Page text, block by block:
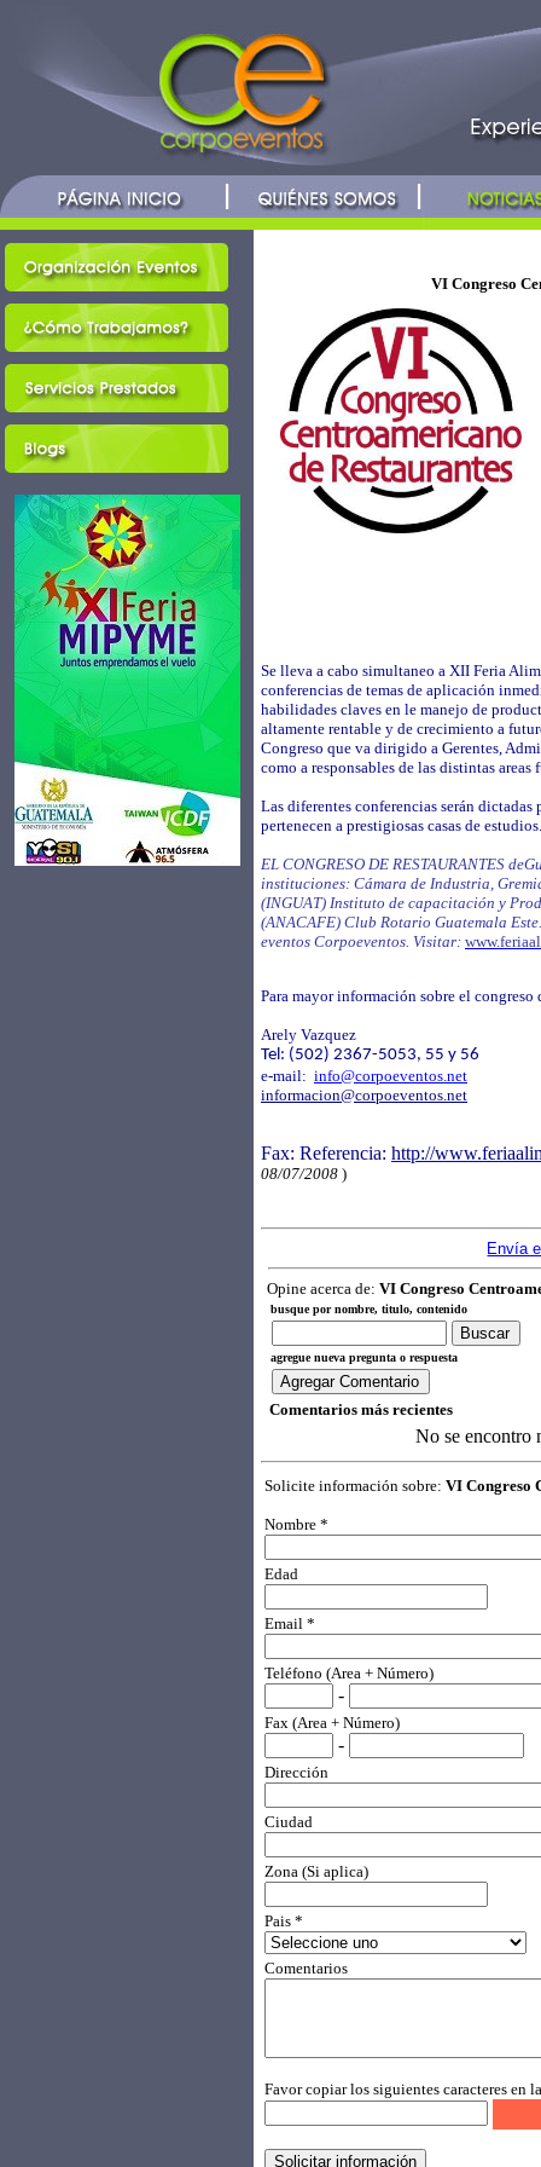
VI Congreso
Se lleva a cabo simultaneo a XII Feria
conferencias de temas de aplicación
habilidades claves en le manejo de
altamente rentable y de crecimiento a
Congreso que va dirigido a Gerentes,
como a responsables de las distintas
Las diferentes conferencias serán
pertenecen a prestigiosas casas de
EL CONGRESO DE RESTAURANTES
instituciones: Cámara de Industria,
(INGUAT) Instituto de capacitación y
(ANACAFE) Club Rotario Guatemala
eventos Corpoeventos. Visitar:
Para mayor información sobre el congreso
Arely Vazquez
Tel: (502) 2367-5053, 55 y 56
e-mail: info@corpoeventos.net
informacion@corpoeventos.net
Fax: Referencia: http://
08/07/2008 )
Envía
Opine acerca de:VI Congreso
busque por nombre, titulo, contenido
agregue nueva pregunta o respuesta
Comentarios más recientes
No se encontro
Solicite información sobre: VI Congreso
Nombre *
Edad
Email *
Teléfono (Area + Número)
-
Fax (Area + Número)
-
Dirección
Ciudad
Zona (Si aplica)
Pais *
Comentarios
Favor copiar los siguientes caracteres en